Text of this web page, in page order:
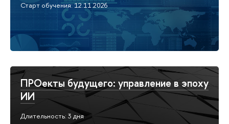
Старт обучения: 12.11.2026
ПРОекты будущего: управление в эпоху
ИИ
Длительность: 3 дня